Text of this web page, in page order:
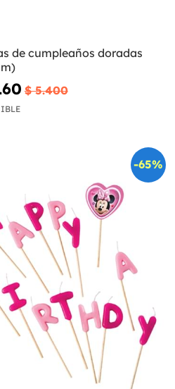
de cumpleaños doradas
$ 5.400
-65%